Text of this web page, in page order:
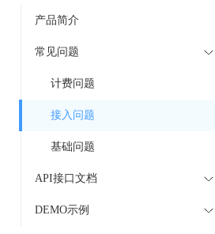
产品简介
常见问题
计费问题
接入问题
基础问题
API接口文档
DEMO示例